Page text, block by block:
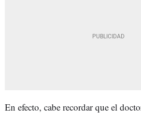
En efecto, cabe recordar que el